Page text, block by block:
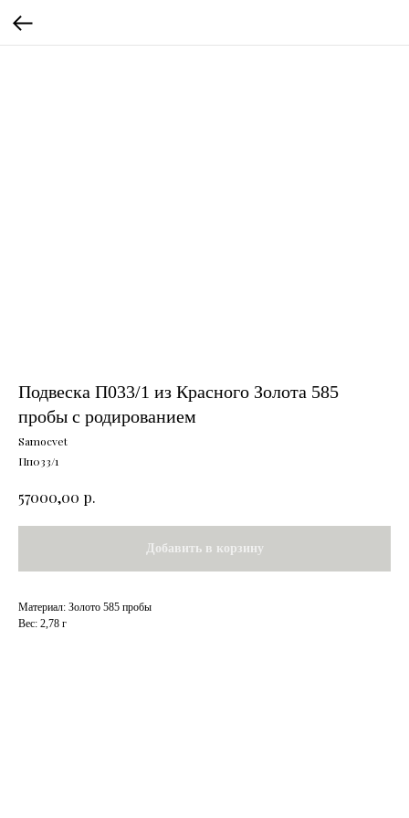
Подвеска П033/1 из Красного Золота 585
пробы с родированием
Samocvet
Пп033/1
57000,00 р.
Добавить в корзину
Материал: Золото 585 пробы
Вес: 2,78 г